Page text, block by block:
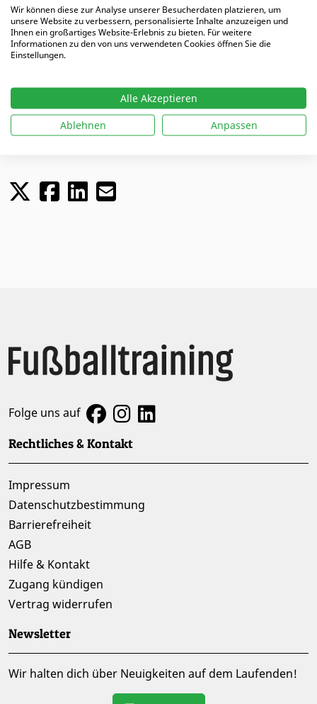
Schwerpunkte
Trainingspraxis
Folge uns auf
Rechtliches & Kontakt
Impressum
Datenschutzbestimmung
Barrierefreiheit
AGB
Hilfe & Kontakt
Zugang kündigen
Vertrag widerrufen
Newsletter
Wir halten dich über Neuigkeiten auf dem Laufenden!
Wir können diese zur Analyse unserer Besucherdaten platzieren, um
unsere Website zu verbessern, personalisierte Inhalte anzuzeigen und
Ihnen ein großartiges Website-Erlebnis zu bieten. Für weitere
Informationen zu den von uns verwendeten Cookies öffnen Sie die
Einstellungen.
Alle Akzeptieren
Ablehnen
Anpassen